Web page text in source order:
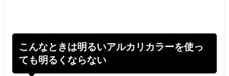
こんなときは明るいアルカリカラーを使っ
ても明るくならない